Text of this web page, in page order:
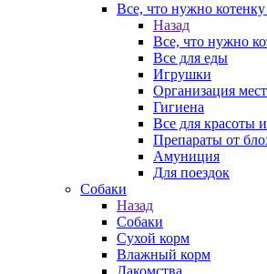
Все, что нужно
Назад
Все, что нужно
Все для еды
Игрушки
Организация
Гигиена
Все для красоты
Препараты от
Амуниция
Для поездок
Собаки
Назад
Собаки
Сухой корм
Влажный корм
Лакомства